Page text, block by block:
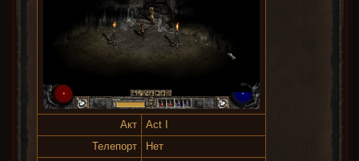
Акт
Act I
Телепорт
Нет